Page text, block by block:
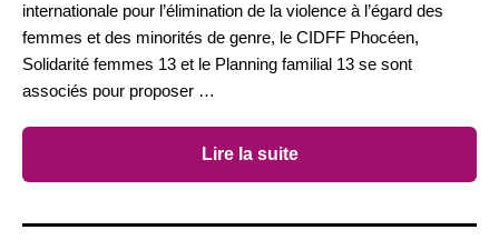
internationale pour l’élimination de la violence à l’égard des
femmes et des minorités de genre, le CIDFF Phocéen,
Solidarité femmes 13 et le Planning familial 13 se sont
associés pour proposer …
Lire la suite